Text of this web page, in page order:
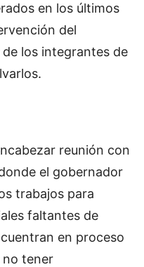
en los últimos
del
los integrantes de
reunión con
el gobernador
trabajos para
faltantes de
en proceso
no tener